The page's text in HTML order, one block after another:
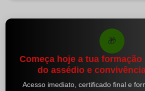
🎁
Começa hoje a tua formação
do assédio e
Acesso imediato, certificado final e